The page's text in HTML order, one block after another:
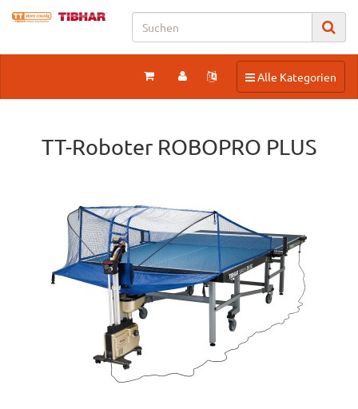
Toggle navigation
Alle Kategorien
TT-Roboter ROBOPRO PLUS